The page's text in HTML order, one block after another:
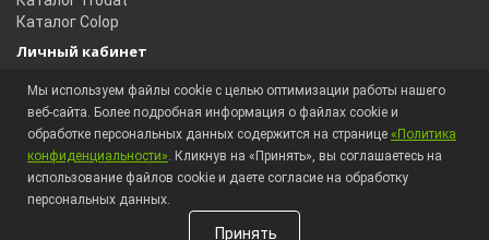
Каталог Colop
Личный кабинет
Личный кабинет
История заказов
Избранное
Рассылка новостей
Магазин оснастки © 2018 — 2026
Мы используем файлы cookie с целью оптимизации работы нашего
веб-сайта. Более подробная информация о файлах cookie и
обработке персональных данных содержится на странице «Политика
конфиденциальности». Кликнув на «Принять», вы соглашаетесь на
использование файлов cookie и даете согласие на обработку
персональных данных.
Принять